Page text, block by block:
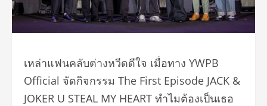
เหล่าแฟนคลับต่างหวีดดีใจ เมื่อทาง YWPB
Official จัดกิจกรรม The First Episode JACK &
JOKER U STEAL MY HEART ทำไมต้องเป็นเธอ